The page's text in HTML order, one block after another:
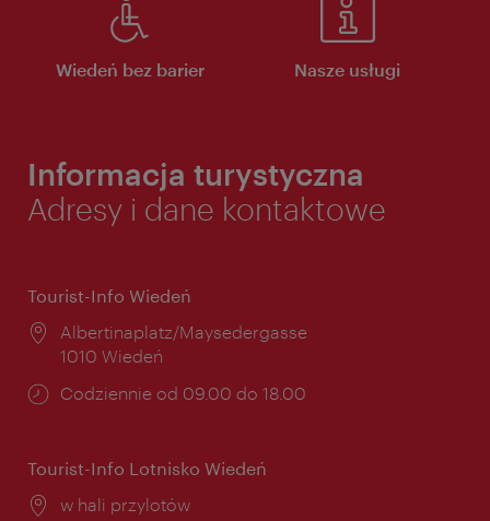
Wiedeń bez barier Nasze usługi
Informacja turystyczna
Adresy i dane kontaktowe
Tourist-Info Wiedeń
Miejsce:
Albertinaplatz/Maysedergasse
1010 Wiedeń
Godziny
Codziennie od 09.00 do 18.00
Tourist-Info Lotnisko Wiedeń
Miejsce:
w hali przylotów